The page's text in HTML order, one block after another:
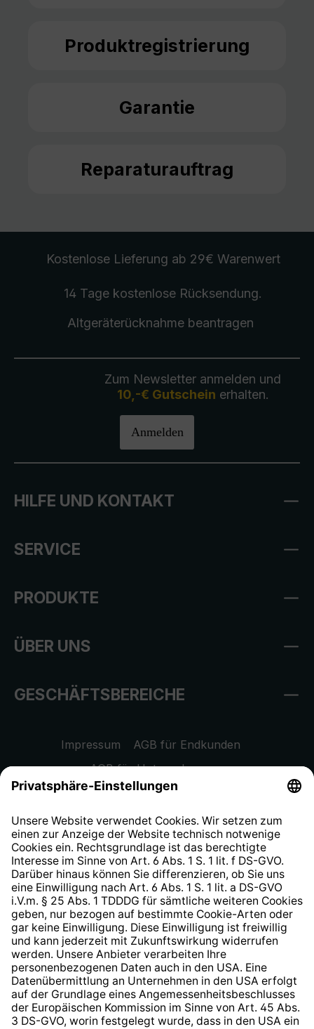
Produktregistrierung
Garantie
Reparaturauftrag
Kostenlose Lieferung ab 29€ Warenwert
14 Tage kostenlose Rücksendung.
Altgeräterücknahmebeantragen
Zum Newsletter anmelden und
10,-€ Gutschein erhalten.
Anmelden
HILFE UND KONTAKT
SERVICE
PRODUKTE
ÜBER UNS
GESCHÄFTSBEREICHE
Impressum
AGB für Endkunden
AGB für Unternehmen
Datenschutzhinweis
Widerrufsrecht
Hinweisgeberschutzsystem
Barrierefreiheit